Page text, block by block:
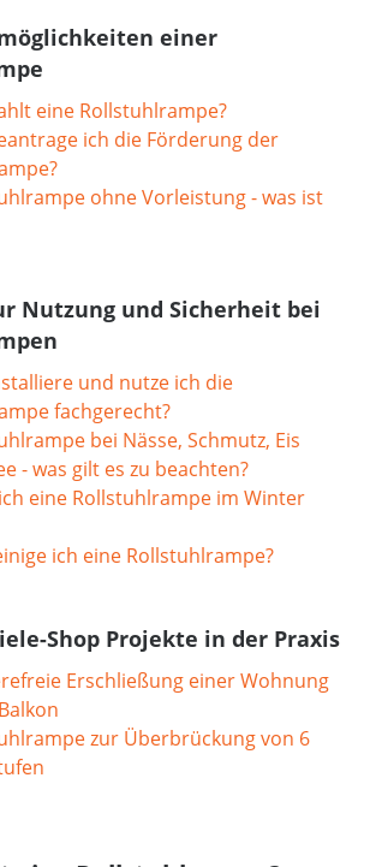
einer
eine Rollstuhlrampe?
ich die Förderung der
ohne Vorleistung - was ist
Nutzung und Sicherheit bei
und nutze ich die
fachgerecht?
bei Nässe, Schmutz, Eis
- was gilt es zu beachten?
eine Rollstuhlrampe im Winter
ich eine Rollstuhlrampe?
Shop Projekte in der Praxis
Erschließung einer Wohnung
zur Überbrückung von 6